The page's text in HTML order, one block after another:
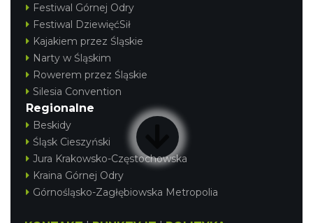
Festiwal Górnej Odry
Festiwal DziewięćSił
Kajakiem przez Śląskie
Narty w Śląskim
Rowerem przez Śląskie
Silesia Convention
Regionalne
Beskidy
Śląsk Cieszyński
Jura Krakowsko-Częstochowska
Kraina Górnej Odry
Górnośląsko-Zagłębiowska Metropolia